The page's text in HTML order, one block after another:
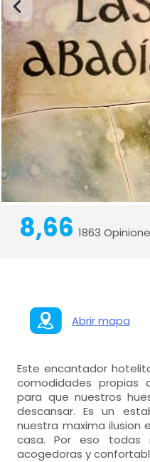
8,66 1863
Abrir mapa
Este encantador
comodidades propias
para que nuestros
descansar. Es un
nuestra maxima ilusion
casa. Por eso todas
acogedoras y